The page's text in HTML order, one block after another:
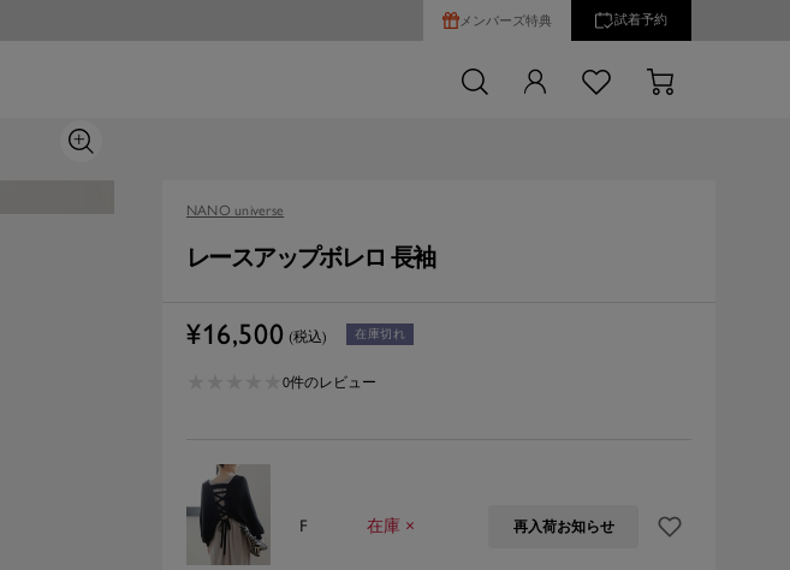
メンバーズ特典 試着予約
ズ
NANO universe
レースアップボレロ 長袖
セ
¥16,500 (税込) 在庫切れ
0件のレビュー
F 在庫 × 再入荷お知らせ